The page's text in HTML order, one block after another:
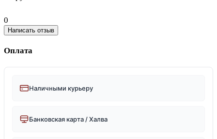
0
Написать отзыв
Оплата
Наличными курьеру
Банковская карта / Халва